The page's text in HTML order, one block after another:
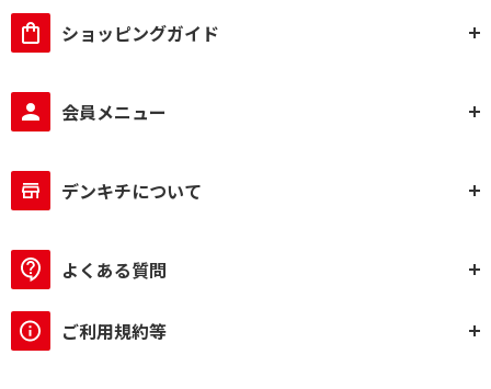
ショッピングガイド
会員メニュー
デンキチについて
よくある質問
ご利用規約等